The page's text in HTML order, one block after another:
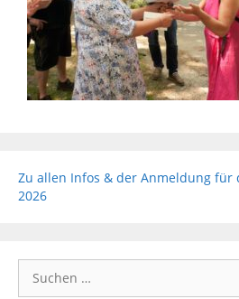
Zu allen Infos & der Anmeldung für
2026
nach: